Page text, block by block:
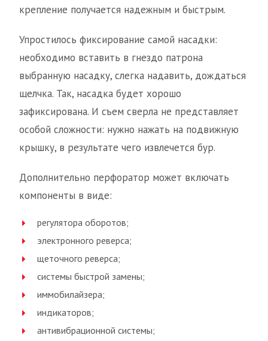
крепление получается надежным и быстрым.
Упростилось фиксирование самой насадки:
необходимо вставить в гнездо патрона
выбранную насадку, слегка надавить, дождаться
щелчка. Так, насадка будет хорошо
зафиксирована. И съем сверла не представляет
особой сложности: нужно нажать на подвижную
крышку, в результате чего извлечется бур.
Дополнительно перфоратор может включать
компоненты в виде:
регулятора оборотов;
электронного реверса;
щеточного реверса;
системы быстрой замены;
иммобилайзера;
индикаторов;
антивибрационной системы;